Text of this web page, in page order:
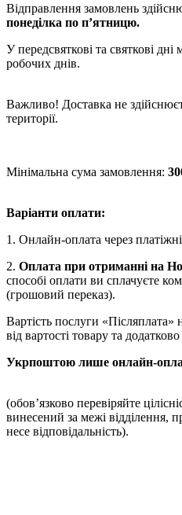
Відправлення замовлень
понеділка по п’ятницю.
У передсвяткові та святкові
робочих днів.
Важливо! Доставка не
території.
Мінімальна сума замовлення:
Варіанти оплати:
1. Онлайн-оплата через
2. Оплата при отриманні на
способі оплати ви сплачуєте
(грошовий переказ).
Вартість послуги
від вартості товару та
Укрпоштою лише онлайн-
(обовʼязково перевіряйте
винесений за межі відділення,
несе відповідальність).